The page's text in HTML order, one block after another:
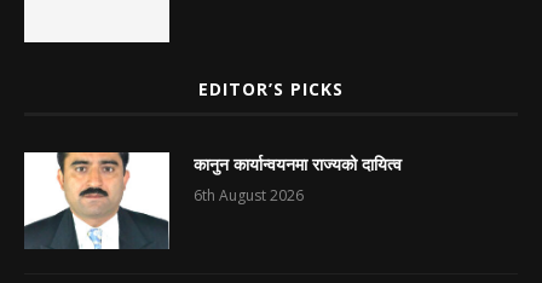
EDITOR’S PICKS
कानुन कार्यान्वयनमा राज्यको दायित्व
6th August 2026